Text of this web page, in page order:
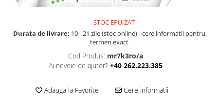
Casti
Mouse Pad
STOC EPUIZAT
Durata de livrare: 10 - 21 zile (stoc online) - cere informatii pentru
termen exact
Cod Produs: mr7k3ro/a
Ai nevoie de ajutor? +40 262.223.385
Adauga la Favorite Cere informatii